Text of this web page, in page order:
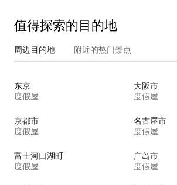
值得探索的目的地
周边目的地 附近的热门景点
东京
度假屋
大阪市
度假屋
京都市
度假屋
名古屋市
度假屋
富士河口湖町
度假屋
广岛市
度假屋